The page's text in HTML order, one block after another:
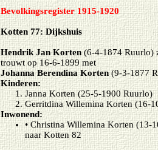
Bevolkingsregister 1915-1920
Kotten 77: Dijkshuis
Hendrik Jan Korten(6-4-1874 Ruurlo)
trouwt op 16-6-1899 met
Johanna Berendina Korten(9-3-1877
Kinderen:
Janna Korten (25-5-1900 Ruurlo)
Gerritdina Willemina Korten (16-
Inwonend:
• Christina Willemina Korten (13-
naar Kotten 82